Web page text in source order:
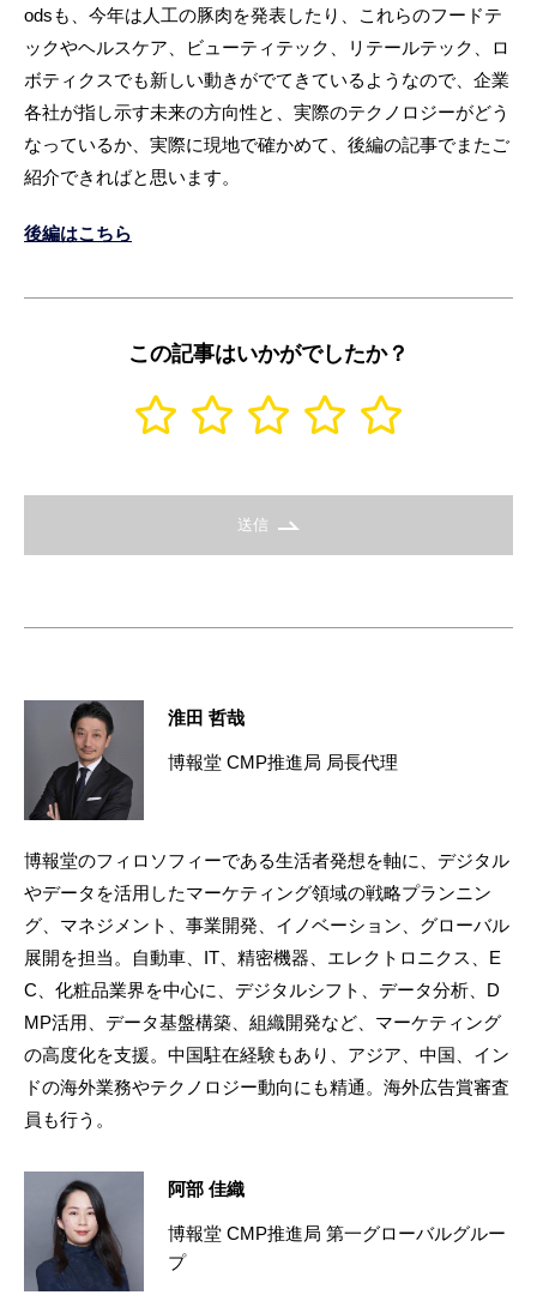
odsも、今年は人工の豚肉を発表したり、これらのフードテ
ックやヘルスケア、ビューティテック、リテールテック、ロ
ボティクスでも新しい動きがでてきているようなので、企業
各社が指し示す未来の方向性と、実際のテクノロジーがどう
なっているか、実際に現地で確かめて、後編の記事でまたご
紹介できればと思います。
後編はこちら
この記事はいかがでしたか？
送信
淮田 哲哉
博報堂 CMP推進局 局長代理
博報堂のフィロソフィーである生活者発想を軸に、デジタル
やデータを活用したマーケティング領域の戦略プランニン
グ、マネジメント、事業開発、イノベーション、グローバル
展開を担当。自動車、IT、精密機器、エレクトロニクス、E
C、化粧品業界を中心に、デジタルシフト、データ分析、D
MP活用、データ基盤構築、組織開発など、マーケティング
の高度化を支援。中国駐在経験もあり、アジア、中国、イン
ドの海外業務やテクノロジー動向にも精通。海外広告賞審査
員も行う。
阿部 佳織
博報堂 CMP推進局 第一グローバルグルー
プ